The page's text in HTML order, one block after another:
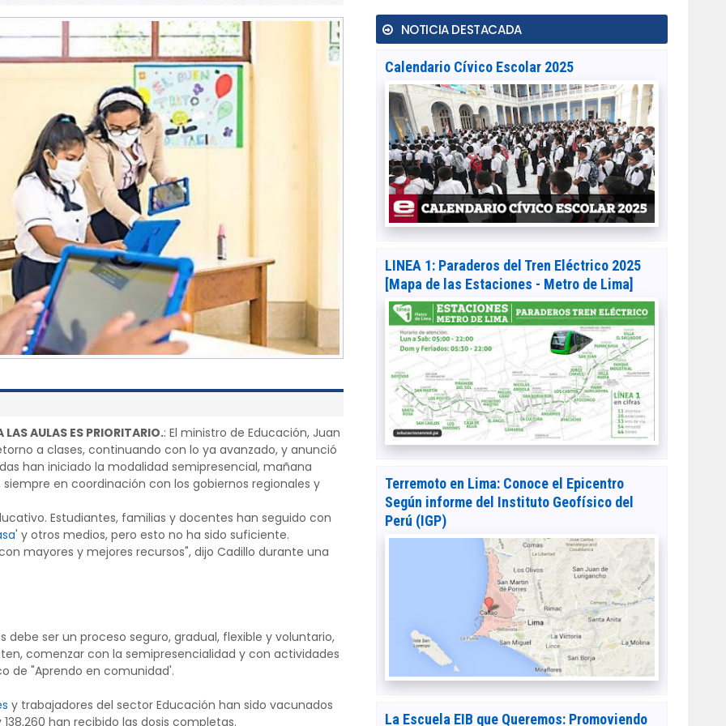
AULAS ES PRIORITARIO.: El ministro de Educación, Juan
a clases, continuando con lo ya avanzado, y anunció
han iniciado la modalidad semipresencial, mañana
en coordinación con los gobiernos regionales y
Estudiantes, familias y docentes han seguido con
' y otros medios, pero esto no ha sido suficiente.
mayores y mejores recursos", dijo Cadillo durante una
debe ser un proceso seguro, gradual, flexible y voluntario,
comenzar con la semipresencialidad y con actividades
de "Aprendo en comunidad'.
y trabajadores del sector Educación han sido vacunados
han recibido las dosis completas.
NOTICIA DESTACADA
Calendario Cívico Escolar 2025
LINEA 1: Paraderos del Tren Eléctrico 2025
[Mapa de las Estaciones - Metro de Lima]
Terremoto en Lima: Conoce el Epicentro
Según informe del Instituto Geofísico del
Perú (IGP)
La Escuela EIB que Queremos: Promoviendo